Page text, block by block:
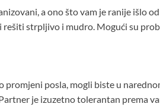
a ono što vam je ranije išlo
rešiti strpljivo i mudro. Mogući su
promjeni posla, mogli biste u
je izuzetno tolerantan prema